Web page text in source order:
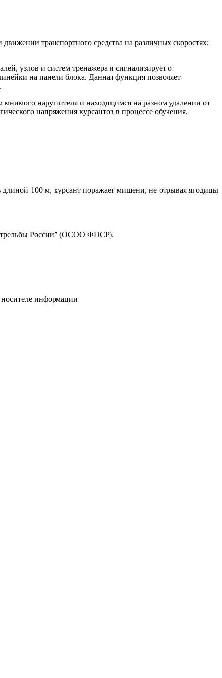
транспортного средства на различных скоростях;
узлов и систем тренажера и сигнализирует о
на панели блока. Данная функция позволяет
нарушителя и находящимся на разном удалении от
напряжения курсантов в процессе обучения.
длиной 100 м, курсант поражает мишени, не отрывая ягодицы
стрельбы России” (ОСОО ФПСР).
носителе информации